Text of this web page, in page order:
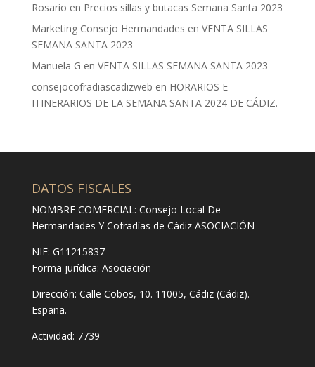
Rosario en Precios sillas y butacas Semana Santa 2023
Marketing Consejo Hermandades en VENTA SILLAS
SEMANA SANTA 2023
Manuela G en VENTA SILLAS SEMANA SANTA 2023
consejocofradiascadizweb en HORARIOS E
ITINERARIOS DE LA SEMANA SANTA 2024 DE CÁDIZ.
DATOS FISCALES
NOMBRE COMERCIAL: Consejo Local De
Hermandades Y Cofradías de Cádiz ASOCIACIÓN
NIF: G11215837
Forma jurídica: Asociación
Dirección: Calle Cobos, 10. 11005, Cádiz (Cádiz).
España.
Actividad: 7739